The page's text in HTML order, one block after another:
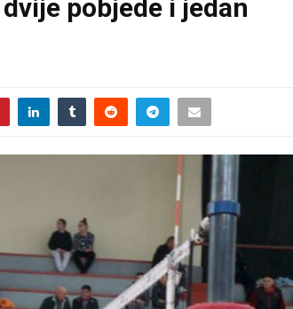
pobjede i jedan